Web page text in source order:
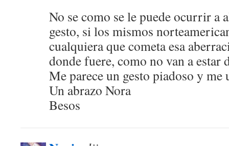
No se como se le puede ocurrir a
gesto, si los mismos
cualquiera que cometa esa
donde fuere, como no van a estar
Me parece un gesto piadoso y me
Un abrazo Nora
Besos